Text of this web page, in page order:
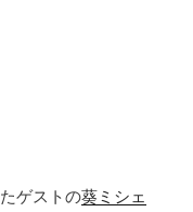
ゲストの葵ミシェ